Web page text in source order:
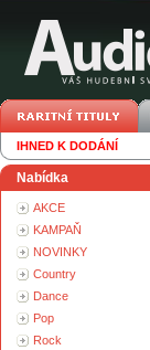
IHNED K DODÁNÍ
Nabídka
AKCE
KAMPAŇ
NOVINKY
Country
Dance
Pop
Rock